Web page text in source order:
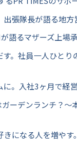
張隊長が語る地方
語るマザーズ上場
。社員一人ひと
。入社3ヶ月で経
ーデンランチ？
になる人を増やす